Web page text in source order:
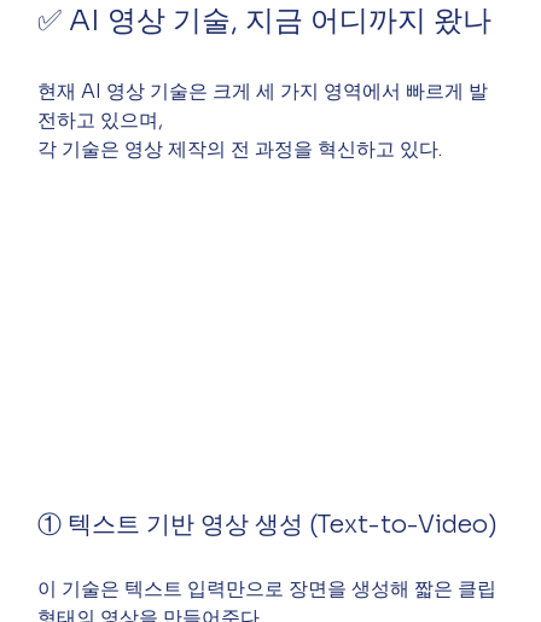
✅ AI 영상 기술, 지금 어디까지 왔나
현재 AI 영상 기술은 크게 세 가지 영역에서 빠르게 발
전하고 있으며,
각 기술은 영상 제작의 전 과정을 혁신하고 있다.
① 텍스트 기반 영상 생성 (Text-to-Video)
이 기술은 텍스트 입력만으로 장면을 생성해 짧은 클립